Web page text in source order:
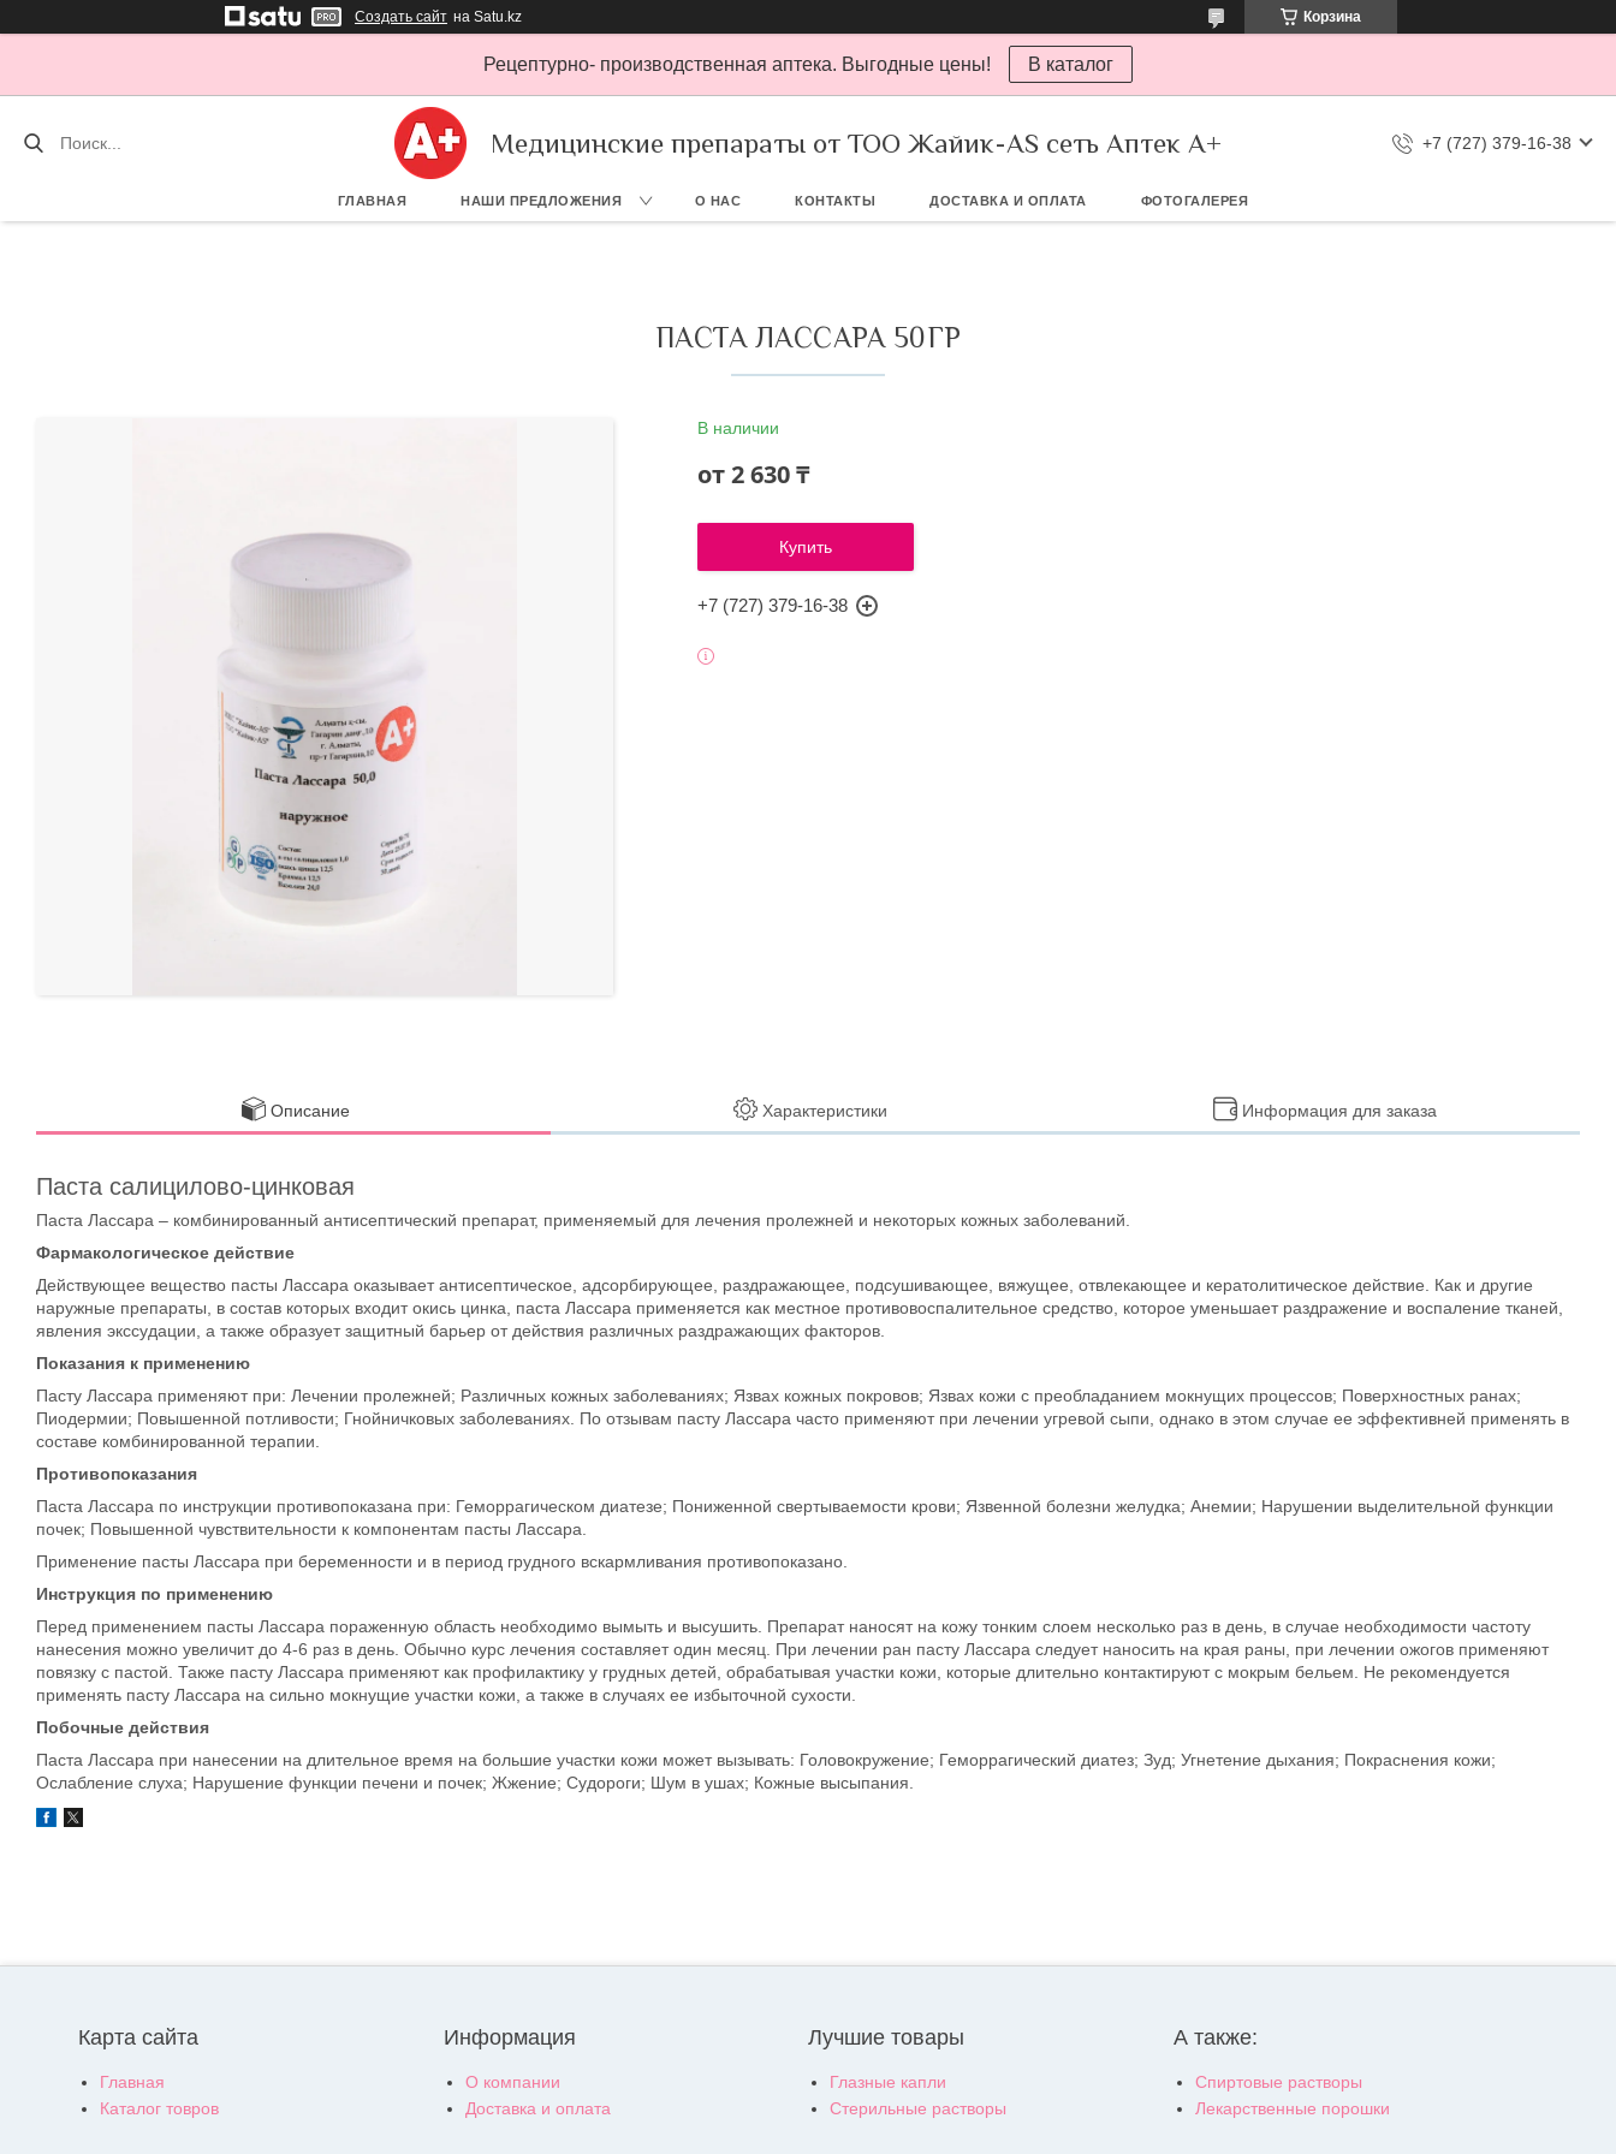
Создать сайт на Satu.kz Корзина
Рецептурно- производственная аптека. Выгодные цены! В каталог
Медицинские препараты от ТОО Жайик-AS сеть Аптек А+ +7 (727) 379-16-38
ГЛАВНАЯ НАШИ ПРЕДЛОЖЕНИЯ О НАС КОНТАКТЫ ДОСТАВКА И ОПЛАТА ФОТОГАЛЕРЕЯ
ПАСТА ЛАССАРА 50ГР
В наличии
от2 630 ₸
Купить
+7 (727) 379-16-38
Описание Характеристики Информация для заказа
Паста салицилово-цинковая
Паста Лассара – комбинированный антисептический препарат, применяемый для лечения пролежней и некоторых кожных заболеваний.
Фармакологическое действие
Действующее вещество пасты Лассара оказывает антисептическое, адсорбирующее, раздражающее, подсушивающее, вяжущее, отвлекающее и кератолитическое действие. Как и другие
наружные препараты, в состав которых входит окись цинка, паста Лассара применяется как местное противовоспалительное средство, которое уменьшает раздражение и воспаление тканей,
явления экссудации, а также образует защитный барьер от действия различных раздражающих факторов.
Показания к применению
Пасту Лассара применяют при: Лечении пролежней; Различных кожных заболеваниях; Язвах кожных покровов; Язвах кожи с преобладанием мокнущих процессов; Поверхностных ранах;
Пиодермии; Повышенной потливости; Гнойничковых заболеваниях. По отзывам пасту Лассара часто применяют при лечении угревой сыпи, однако в этом случае ее эффективней применять в
составе комбинированной терапии.
Противопоказания
Паста Лассара по инструкции противопоказана при: Геморрагическом диатезе; Пониженной свертываемости крови; Язвенной болезни желудка; Анемии; Нарушении выделительной функции
почек; Повышенной чувствительности к компонентам пасты Лассара.
Применение пасты Лассара при беременности и в период грудного вскармливания противопоказано.
Инструкция по применению
Перед применением пасты Лассара пораженную область необходимо вымыть и высушить. Препарат наносят на кожу тонким слоем несколько раз в день, в случае необходимости частоту
нанесения можно увеличит до 4-6 раз в день. Обычно курс лечения составляет один месяц. При лечении ран пасту Лассара следует наносить на края раны, при лечении ожогов применяют
повязку с пастой. Также пасту Лассара применяют как профилактику у грудных детей, обрабатывая участки кожи, которые длительно контактируют с мокрым бельем. Не рекомендуется
применять пасту Лассара на сильно мокнущие участки кожи, а также в случаях ее избыточной сухости.
Побочные действия
Паста Лассара при нанесении на длительное время на большие участки кожи может вызывать: Головокружение; Геморрагический диатез; Зуд; Угнетение дыхания; Покраснения кожи;
Ослабление слуха; Нарушение функции печени и почек; Жжение; Судороги; Шум в ушах; Кожные высыпания.
Карта сайта
Главная
Каталог товров
Информация
О компании
Доставка и оплата
Лучшие товары
Глазные капли
Стерильные растворы
А также:
Спиртовые растворы
Лекарственные порошки